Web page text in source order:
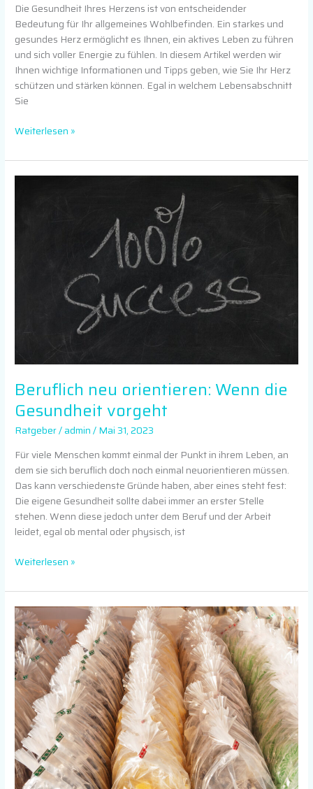
Die Gesundheit Ihres Herzens ist von entscheidender
Bedeutung für Ihr allgemeines Wohlbefinden. Ein starkes und
gesundes Herz ermöglicht es Ihnen, ein aktives Leben zu führen
und sich voller Energie zu fühlen. In diesem Artikel werden wir
Ihnen wichtige Informationen und Tipps geben, wie Sie Ihr Herz
schützen und stärken können. Egal in welchem Lebensabschnitt
Sie
Weiterlesen »
Beruflich neu orientieren: Wenn die
Gesundheit vorgeht
Ratgeber/admin/Mai 31, 2023
Für viele Menschen kommt einmal der Punkt in ihrem Leben, an
dem sie sich beruflich doch noch einmal neuorientieren müssen.
Das kann verschiedenste Gründe haben, aber eines steht fest:
Die eigene Gesundheit sollte dabei immer an erster Stelle
stehen. Wenn diese jedoch unter dem Beruf und der Arbeit
leidet, egal ob mental oder physisch, ist
Weiterlesen »
Die
vielseitige
Welt
der
Cellophantüten:
Funktionalität
im
Fokus